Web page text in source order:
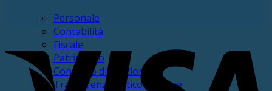
Personale
Contabilità
Fiscale
Patrimonio
Controllo di Gestione
Trasparenza anticorruzione